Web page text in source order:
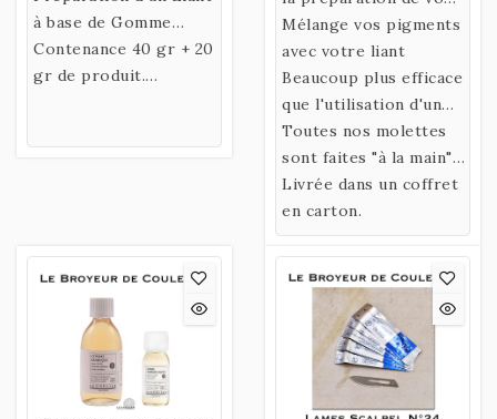
à base de Gomme
Arabique et d'Eau de
Miel, conditionnée en
Contenance 40 gr + 20
gr de produit.
couleurs.
Mélange vos pigments
avec votre liant
Beaucoup plus efficace
que l'utilisation d'un
couteau de peintre.
Toutes nos molettes
sont faites "à la main",
elles sont donc toutes
différentes.
Livrée dans un coffret
en carton.